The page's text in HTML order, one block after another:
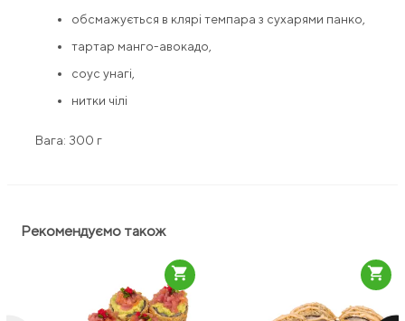
обсмажується в клярі темпара з сухарями панко,
тартар манго-авокадо,
соус унагі,
нитки чілі
Вага: 300 г
Рекомендуємо також
shopping_cart shopping_cart